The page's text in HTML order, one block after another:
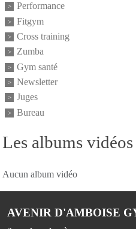
Les albums vidéos
Aucun album vidéo
Performance
Fitgym
Cross training
Zumba
Gym santé
Newsletter
Juges
Bureau
AVENIR D'AMBOISE